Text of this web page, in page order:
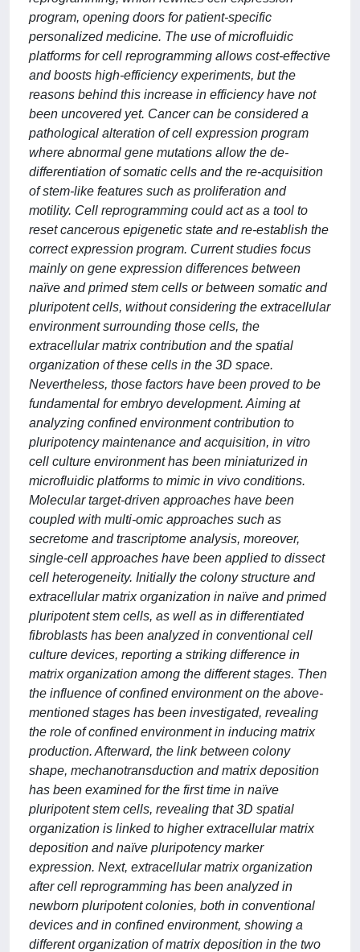
program, opening doors for patient-specific
personalized medicine. The use of microfluidic
platforms for cell reprogramming allows cost-effective
and boosts high-efficiency experiments, but the
reasons behind this increase in efficiency have not
been uncovered yet. Cancer can be considered a
pathological alteration of cell expression program
where abnormal gene mutations allow the de-
differentiation of somatic cells and the re-acquisition
of stem-like features such as proliferation and
motility. Cell reprogramming could act as a tool to
reset cancerous epigenetic state and re-establish the
correct expression program. Current studies focus
mainly on gene expression differences between
naïve and primed stem cells or between somatic and
pluripotent cells, without considering the extracellular
environment surrounding those cells, the
extracellular matrix contribution and the spatial
organization of these cells in the 3D space.
Nevertheless, those factors have been proved to be
fundamental for embryo development. Aiming at
analyzing confined environment contribution to
pluripotency maintenance and acquisition, in vitro
cell culture environment has been miniaturized in
microfluidic platforms to mimic in vivo conditions.
Molecular target-driven approaches have been
coupled with multi-omic approaches such as
secretome and trascriptome analysis, moreover,
single-cell approaches have been applied to dissect
cell heterogeneity. Initially the colony structure and
extracellular matrix organization in naïve and primed
pluripotent stem cells, as well as in differentiated
fibroblasts has been analyzed in conventional cell
culture devices, reporting a striking difference in
matrix organization among the different stages. Then
the influence of confined environment on the above-
mentioned stages has been investigated, revealing
the role of confined environment in inducing matrix
production. Afterward, the link between colony
shape, mechanotransduction and matrix deposition
has been examined for the first time in naïve
pluripotent stem cells, revealing that 3D spatial
organization is linked to higher extracellular matrix
deposition and naïve pluripotency marker
expression. Next, extracellular matrix organization
after cell reprogramming has been analyzed in
newborn pluripotent colonies, both in conventional
devices and in confined environment, showing a
different organization of matrix deposition in the two